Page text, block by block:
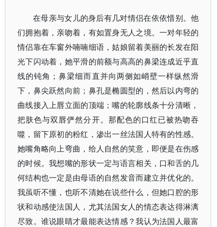
在母亲与女儿的身后有几对情侣在依依惜别。他
们拥抱着，亲吻着，有如置身无人之境。一对年轻的
情侣靠在车窗外喃喃细语，姑娘留着美丽的长发在阳
光下闪动着，她平滑的前额与高高的鼻梁连成近乎直
线的钝角；鼻梁细而直并向两侧如峭壁一样纵然滑
下，鼻尖跃然向前；鼻孔是椭圆型的，然后以内弯的
曲线接入上唇立面的顶端；嘴的轮廓线条十分清晰，
把肤色与双唇俨然分开。那配色的口红已被热吻吞
噬，留下原初的粉红，渗出一丝法国人特有的性感。
她嘴角略向上弯曲，给人自然的笑意，即便是在伤感
的时候。我想嘴的形状一定与语言相关，口和舌的几
何结构也一定是由母语的自然发音而建立并优化的。
我虽听不懂，也听不清她在说些什么，但她口腔的形
状和动感使法国人，尤其法国女人的情态表达得淋漓
尽致。谁说眼睛才最能表达情感？我认为法国人最富